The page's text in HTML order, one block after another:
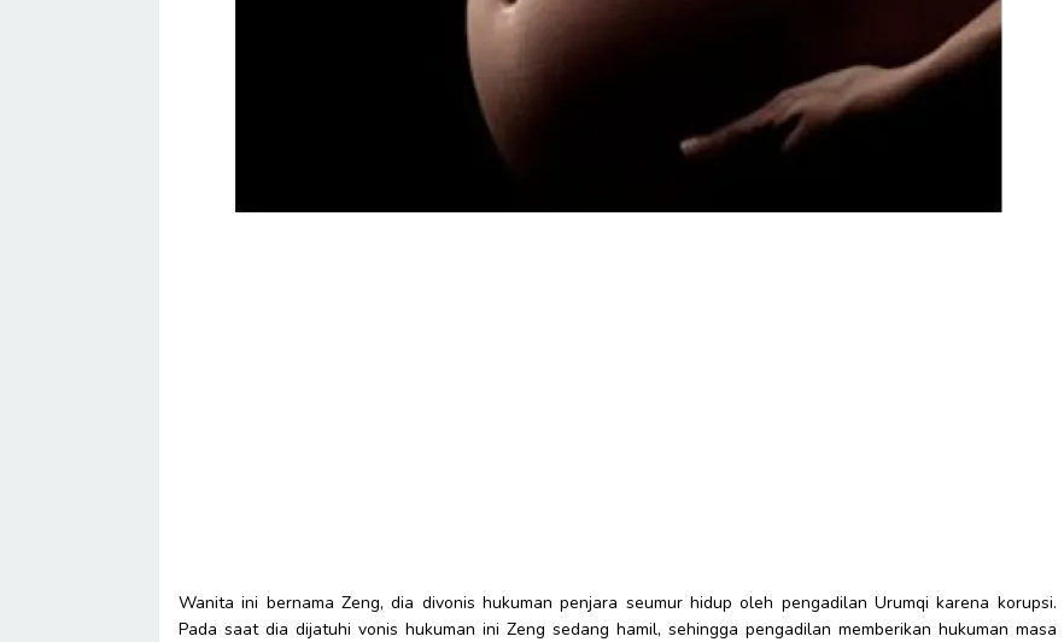
Wanita ini bernama Zeng, dia divonis hukuman penjara seumur hidup oleh pengadilan Urumqi karena korupsi.
Pada saat dia dijatuhi vonis hukuman ini Zeng sedang hamil, sehingga pengadilan memberikan hukuman masa